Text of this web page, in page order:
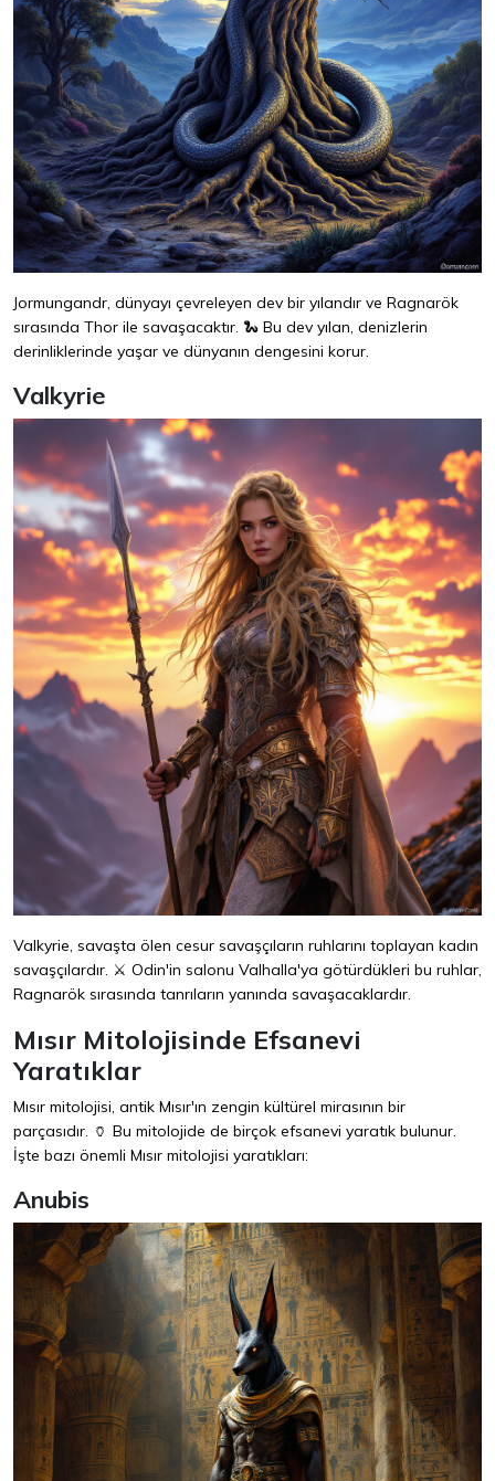
Jormungandr, dünyayı çevreleyen dev bir yılandır ve Ragnarök
sırasında Thor ile savaşacaktır. 🐍 Bu dev yılan, denizlerin
derinliklerinde yaşar ve dünyanın dengesini korur.
Valkyrie
Valkyrie, savaşta ölen cesur savaşçıların ruhlarını toplayan kadın
savaşçılardır. ⚔️ Odin'in salonu Valhalla'ya götürdükleri bu ruhlar,
Ragnarök sırasında tanrıların yanında savaşacaklardır.
Mısır Mitolojisinde Efsanevi
Yaratıklar
Mısır mitolojisi, antik Mısır'ın zengin kültürel mirasının bir
parçasıdır. 🏺 Bu mitolojide de birçok efsanevi yaratık bulunur.
İşte bazı önemli Mısır mitolojisi yaratıkları:
Anubis